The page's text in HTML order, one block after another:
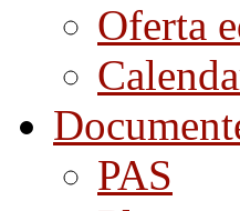
Oferta
PAS